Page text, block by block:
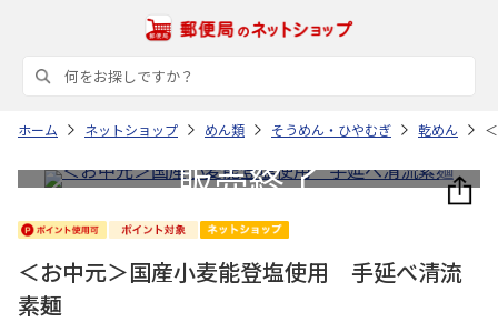
ホーム ネットショップ めん類 そうめん・ひやむぎ 乾めん
＜お中元＞国産小麦能登塩使用 手延べ清流
素麺